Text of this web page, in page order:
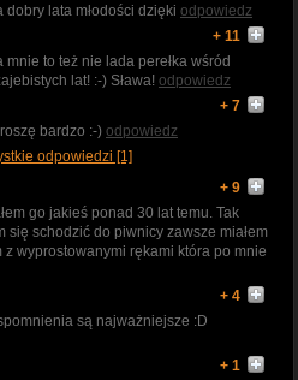
lata młodości dzięki odpowiedz
+ 11
mnie to też nie lada perełka wśród
lat! :-) Sława! odpowiedz
+ 7
bardzo :-) odpowiedz
odpowiedzi [1]
+ 9
go jakieś ponad 30 lat temu. Tak
się schodzić do piwnicy zawsze miałem
z wyprostowanymi rękami która po mnie
+ 4
są najważniejsze :D
+ 1